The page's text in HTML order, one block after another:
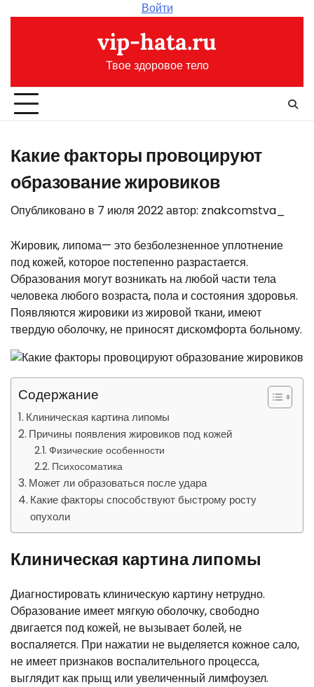
Войти
vip-hata.ru
Твое здоровое тело
Какие факторы провоцируют
образование жировиков
Опубликовано в 7 июля 2022автор: znakcomstva_
Жировик, липома— это безболезненное уплотнение
под кожей, которое постепенно разрастается.
Образования могут возникать на любой части тела
человека любого возраста, пола и состояния здоровья.
Появляются жировики из жировой ткани, имеют
твердую оболочку, не приносят дискомфорта больному.
Содержание
Клиническая картина липомы
Причины появления жировиков под кожей
Физические особенности
Психосоматика
Может ли образоваться после удара
Какие факторы способствуют быстрому росту
опухоли
Клиническая картина липомы
Диагностировать клиническую картину нетрудно.
Образование имеет мягкую оболочку, свободно
двигается под кожей, не вызывает болей, не
воспаляется. При нажатии не выделяется кожное сало,
не имеет признаков воспалительного процесса,
выглядит как прыщ или увеличенный лимфоузел.